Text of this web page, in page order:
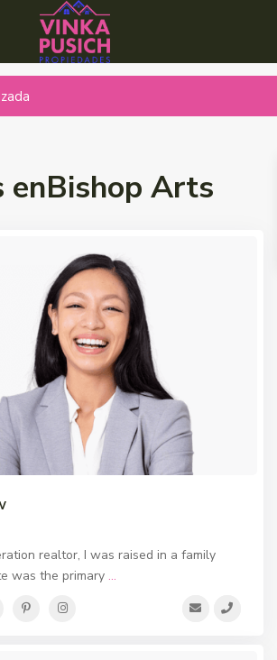
enBishop Arts
realtor, I was raised in a family
was the primary...